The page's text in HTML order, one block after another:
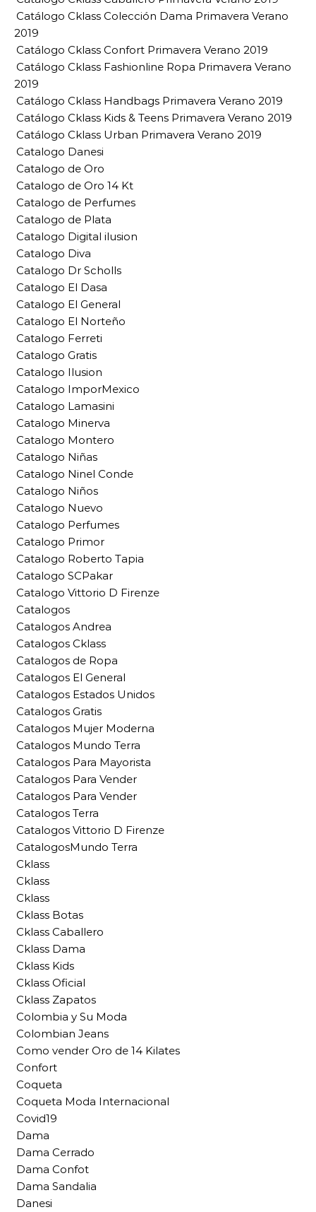
Catálogo Cklass Colección Dama Primavera Verano
2019
Catálogo Cklass Confort Primavera Verano 2019
Catálogo Cklass Fashionline Ropa Primavera Verano
2019
Catálogo Cklass Handbags Primavera Verano 2019
Catálogo Cklass Kids & Teens Primavera Verano 2019
Catálogo Cklass Urban Primavera Verano 2019
Catalogo Danesi
Catalogo de Oro
Catalogo de Oro 14 Kt
Catalogo de Perfumes
Catalogo de Plata
Catalogo Digital ilusion
Catalogo Diva
Catalogo Dr Scholls
Catalogo El Dasa
Catalogo El General
Catalogo El Norteño
Catalogo Ferreti
Catalogo Gratis
Catalogo Ilusion
Catalogo ImporMexico
Catalogo Lamasini
Catalogo Minerva
Catalogo Montero
Catalogo Niñas
Catalogo Ninel Conde
Catalogo Niños
Catalogo Nuevo
Catalogo Perfumes
Catalogo Primor
Catalogo Roberto Tapia
Catalogo SCPakar
Catalogo Vittorio D Firenze
Catalogos
Catalogos Andrea
Catalogos Cklass
Catalogos de Ropa
Catalogos El General
Catalogos Estados Unidos
Catalogos Gratis
Catalogos Mujer Moderna
Catalogos Mundo Terra
Catalogos Para Mayorista
Catalogos Para Vender
Catalogos Para Vender
Catalogos Terra
Catalogos Vittorio D Firenze
CatalogosMundo Terra
Cklass
Cklass
Cklass
Cklass Botas
Cklass Caballero
Cklass Dama
Cklass Kids
Cklass Oficial
Cklass Zapatos
Colombia y Su Moda
Colombian Jeans
Como vender Oro de 14 Kilates
Confort
Coqueta
Coqueta Moda Internacional
Covid19
Dama
Dama Cerrado
Dama Confot
Dama Sandalia
Danesi